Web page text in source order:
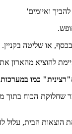
ואיומים'
או שליטה בקניין.
כמו
שחלוקת הכוח
הבית, עלול